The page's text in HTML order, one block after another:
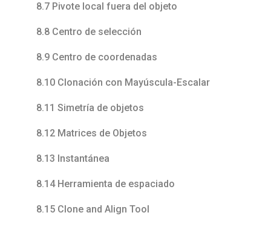
8.7 Pivote local fuera del objeto
8.8 Centro de selección
8.9 Centro de coordenadas
8.10 Clonación con Mayúscula-Escalar
8.11 Simetría de objetos
8.12 Matrices de Objetos
8.13 Instantánea
8.14 Herramienta de espaciado
8.15 Clone and Align Tool